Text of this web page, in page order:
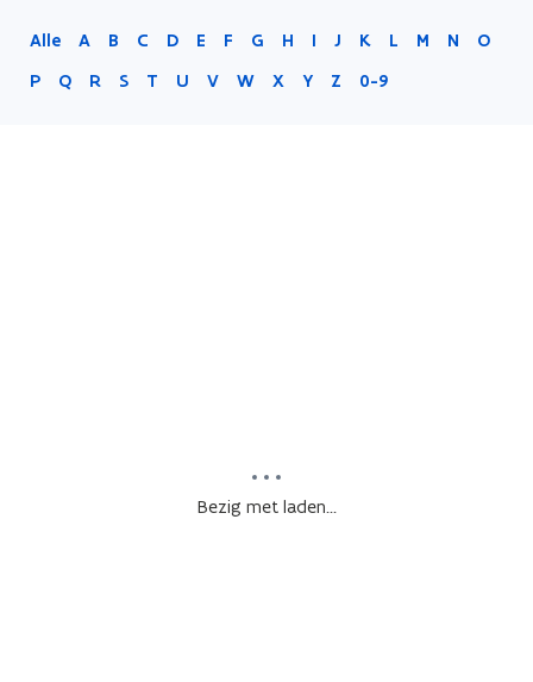
Alle A B C D E F G H I J K L M N
O
P
Q R S T U V W X Y Z 0-9
Bezig met laden...